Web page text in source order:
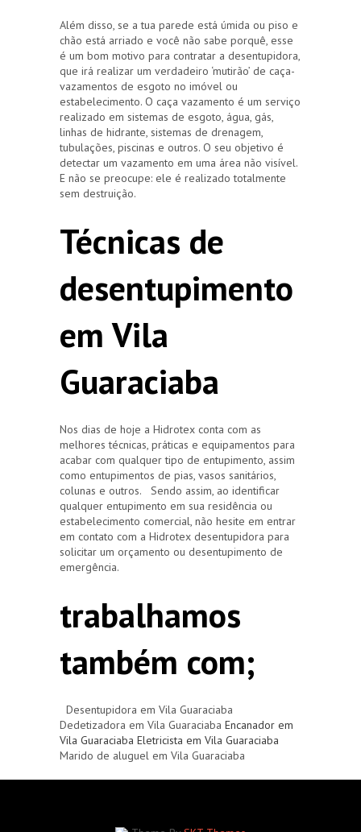
Além disso, se a tua parede está úmida ou piso e
chão está arriado e você não sabe porquê, esse
é um bom motivo para contratar a desentupidora,
que irá realizar um verdadeiro ‘mutirão’ de caça-
vazamentos de esgoto no imóvel ou
estabelecimento. O caça vazamento é um serviço
realizado em sistemas de esgoto, água, gás,
linhas de hidrante, sistemas de drenagem,
tubulações, piscinas e outros. O seu objetivo é
detectar um vazamento em uma área não visível.
E não se preocupe: ele é realizado totalmente
sem destruição.
Técnicas de
desentupimento
em Vila
Guaraciaba
Nos dias de hoje a Hidrotex conta com as
melhores técnicas, práticas e equipamentos para
acabar com qualquer tipo de entupimento, assim
como entupimentos de pias, vasos sanitários,
colunas e outros. Sendo assim, ao identificar
qualquer entupimento em sua residência ou
estabelecimento comercial, não hesite em entrar
em contato com a Hidrotex desentupidora para
solicitar um orçamento ou desentupimento de
emergência.
trabalhamos
também com;
Desentupidora em Vila Guaraciaba
Dedetizadora em Vila Guaraciaba Encanador em
Vila Guaraciaba Eletricista em Vila Guaraciaba
Marido de aluguel em Vila Guaraciaba